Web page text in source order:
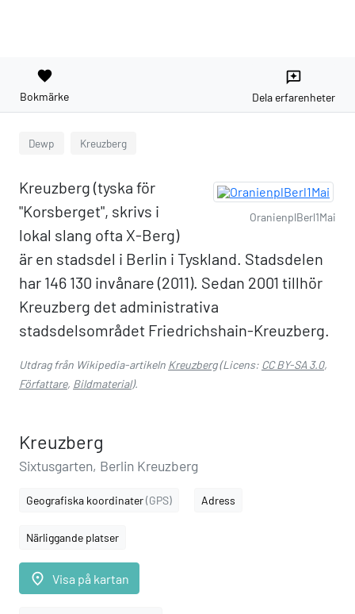
favorite
Bokmärke
reviews
Dela erfarenheter
Dewp Kreuzberg
OranienplBerl1Mai
Kreuzberg (tyska för
"Korsberget", skrivs i
lokal slang ofta X-Berg)
är en stadsdel i Berlin i Tyskland. Stadsdelen
har 146 130 invånare (2011). Sedan 2001 tillhör
Kreuzberg det administrativa
stadsdelsområdet Friedrichshain-Kreuzberg.
Utdrag från Wikipedia-artikeln Kreuzberg(Licens: CC BY-SA 3.0,
Författare, Bildmaterial).
Kreuzberg
Sixtusgarten, Berlin Kreuzberg
Geografiska koordinater(GPS) Adress
Närliggande platser
place Visa på kartan